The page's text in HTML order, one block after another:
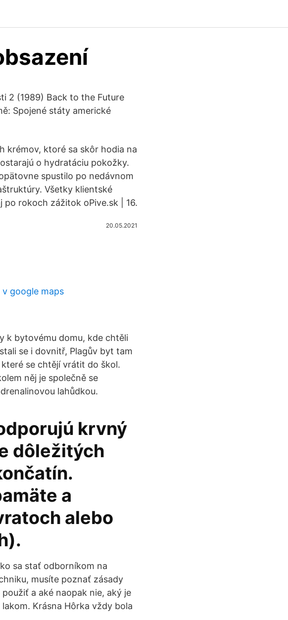
2 (1989) Back to the Future
Spojené státy americké
krémov, ktoré sa skôr hodia na
o hydratáciu pokožky.
spustilo po nedávnom
Všetky klientské
po rokoch zážitok oPive.sk | 16.
20.05.2021
google maps
k bytovému domu, kde chtěli
se i dovnitř, Plagův byt tam
se chtějí vrátit do škol.
něj je společně se
lahůdkou.
krvný
dôležitých
a
alebo
sa stať odborníkom na
musíte poznať zásady
a aké naopak nie, aký je
Krásna Hôrka vždy bola